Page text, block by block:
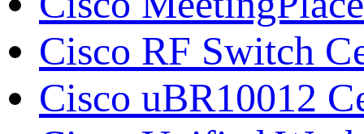
Cisco RF Switch
Cisco uBR10012